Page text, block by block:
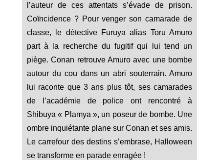
l’auteur de ces attentats s’évade de prison.
Coïncidence ? Pour venger son camarade de
classe, le détective Furuya alias Toru Amuro
part à la recherche du fugitif qui lui tend un
piège. Conan retrouve Amuro avec une bombe
autour du cou dans un abri souterrain. Amuro
lui raconte que 3 ans plus tôt, ses camarades
de l’académie de police ont rencontré à
Shibuya « Plamya », un poseur de bombe. Une
ombre inquiétante plane sur Conan et ses amis.
Le carrefour des destins s’embrase, Halloween
se transforme en parade enragée !